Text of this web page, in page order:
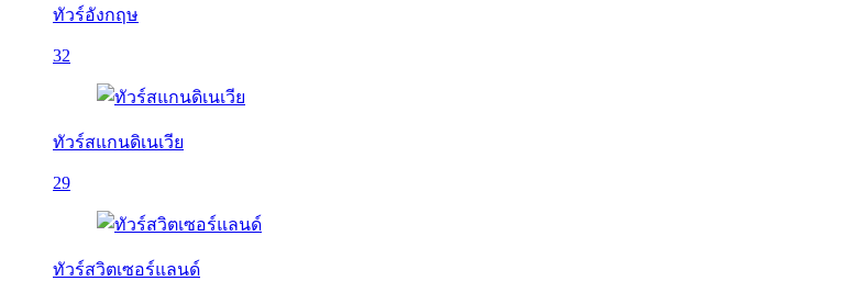
ทัวร์อังกฤษ
32
ทัวร์สแกนดิเนเวีย
29
ทัวร์สวิตเซอร์แลนด์